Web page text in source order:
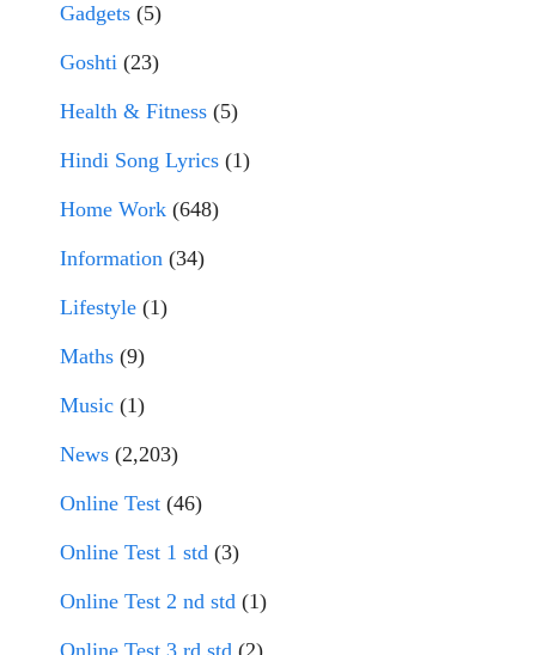
Gadgets (5)
Goshti (23)
Health & Fitness (5)
Hindi Song Lyrics (1)
Home Work (648)
Information (34)
Lifestyle (1)
Maths (9)
Music (1)
News (2,203)
Online Test (46)
Online Test 1 std (3)
Online Test 2 nd std (1)